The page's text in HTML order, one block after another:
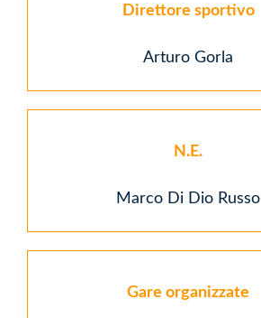
Direttore sportivo
Arturo Gorla
N.E.
Marco Di Dio Russo
Gare organizzate